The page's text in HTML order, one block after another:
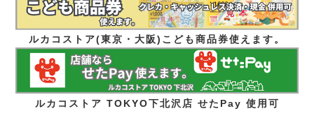
ルカコストア(東京・大阪)こども商品券使えます。
ルカコストア TOKYO下北沢店 せたPay 使用可